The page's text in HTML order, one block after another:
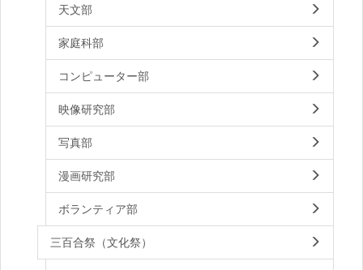
天文部
家庭科部
コンピューター部
映像研究部
写真部
漫画研究部
ボランティア部
三百合祭（文化祭）